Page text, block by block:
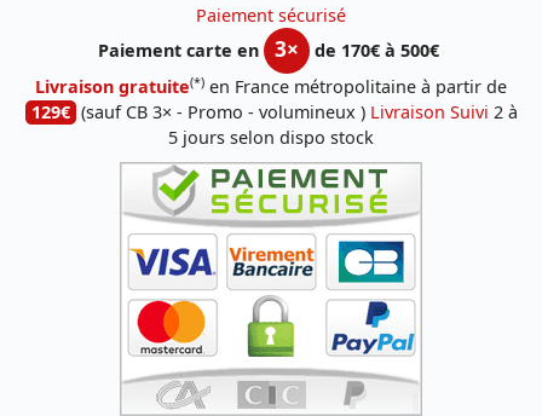
Paiement sécurisé
Paiement carte en
3×
de 170€ à 500€
Livraison gratuite(*) en France métropolitaine à partir de
129€ (sauf CB 3× - Promo - volumineux ) Livraison Suivi 2 à
5 jours selon dispo stock